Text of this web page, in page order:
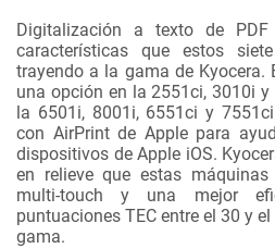
Digitalización a texto de
características que estos
trayendo a la gama de Kyocera.
una opción en la 2551ci, 3010i y
la 6501i, 8001i, 6551ci y
con AirPrint de Apple para
dispositivos de Apple iOS.
en relieve que estas
multi-touch y una mejor
puntuaciones TEC entre el 30 y
gama.